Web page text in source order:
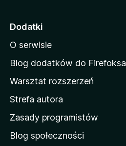
o
a
d
m
o
w
M
Dodatki
O serwisie
Blog dodatków do Firefoksa
Warsztat rozszerzeń
Strefa autora
Zasady programistów
Blog społeczności